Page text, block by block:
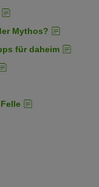
Mythos?
für daheim